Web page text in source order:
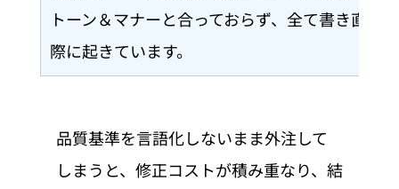
トーン＆マナーと合っておらず、全て書き直し
際に起きています。
品質基準を言語化しないまま外注して
しまうと、修正コストが積み重なり、結